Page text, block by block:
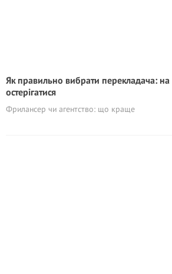
Як правильно вибрати перекладача:
остерігатися
Фрилансер чи агентство: що краще